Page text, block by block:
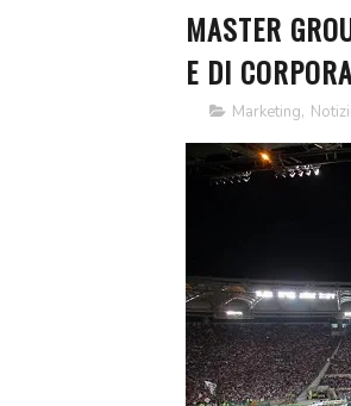
MASTER
E DI
Marketing,